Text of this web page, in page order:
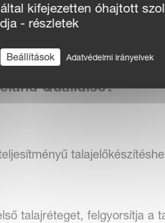
képes dolgozni, a
körülmények között.
Qualidisc?
talajréteget, felgyorsítja a
kifejezetten óhajtott
- részletek
Beállítások Adatvédelmi irányelvek